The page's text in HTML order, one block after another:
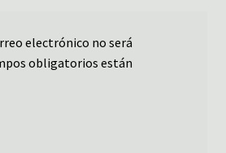
electrónico no será
obligatorios están